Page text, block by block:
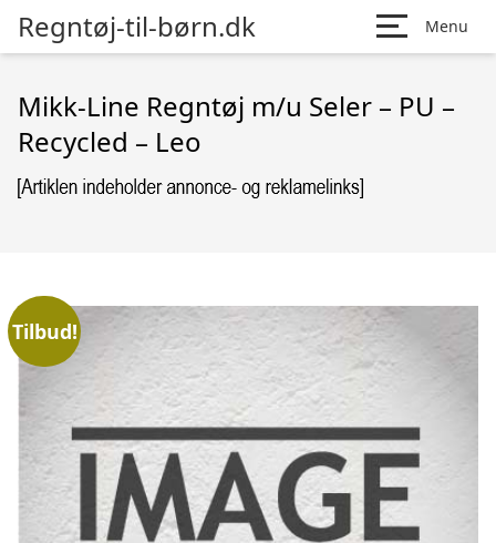
Regntøj-til-børn.dk Menu
Mikk-Line Regntøj m/u Seler – PU –
Recycled – Leo
Tilbud!